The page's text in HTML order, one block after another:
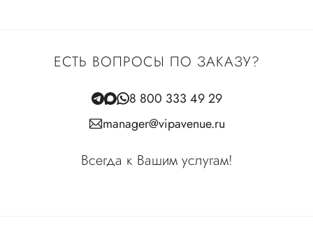
ЕСТЬ ВОПРОСЫ ПО ЗАКАЗУ?
8 800 333 49 29
manager@vipavenue.ru
Всегда к Вашим услугам!